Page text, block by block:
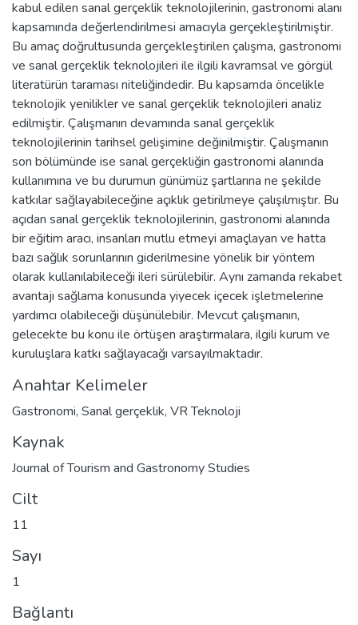
kabul edilen sanal gerçeklik teknolojilerinin, gastronomi alanı
kapsamında değerlendirilmesi amacıyla gerçekleştirilmiştir.
Bu amaç doğrultusunda gerçekleştirilen çalışma, gastronomi
ve sanal gerçeklik teknolojileri ile ilgili kavramsal ve görgül
literatürün taraması niteliğindedir. Bu kapsamda öncelikle
teknolojik yenilikler ve sanal gerçeklik teknolojileri analiz
edilmiştir. Çalışmanın devamında sanal gerçeklik
teknolojilerinin tarihsel gelişimine değinilmiştir. Çalışmanın
son bölümünde ise sanal gerçekliğin gastronomi alanında
kullanımına ve bu durumun günümüz şartlarına ne şekilde
katkılar sağlayabileceğine açıklık getirilmeye çalışılmıştır. Bu
açıdan sanal gerçeklik teknolojilerinin, gastronomi alanında
bir eğitim aracı, insanları mutlu etmeyi amaçlayan ve hatta
bazı sağlık sorunlarının giderilmesine yönelik bir yöntem
olarak kullanılabileceği ileri sürülebilir. Aynı zamanda rekabet
avantajı sağlama konusunda yiyecek içecek işletmelerine
yardımcı olabileceği düşünülebilir. Mevcut çalışmanın,
gelecekte bu konu ile örtüşen araştırmalara, ilgili kurum ve
kuruluşlara katkı sağlayacağı varsayılmaktadır.
Anahtar Kelimeler
Gastronomi, Sanal gerçeklik, VR Teknoloji
Kaynak
Journal of Tourism and Gastronomy Studies
Cilt
11
Sayı
1
Bağlantı